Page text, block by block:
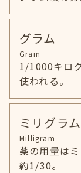
グラム
Gram
1/1000キロ
使われる。
ミリグラム
Milligram
薬の用量は
約1/30。